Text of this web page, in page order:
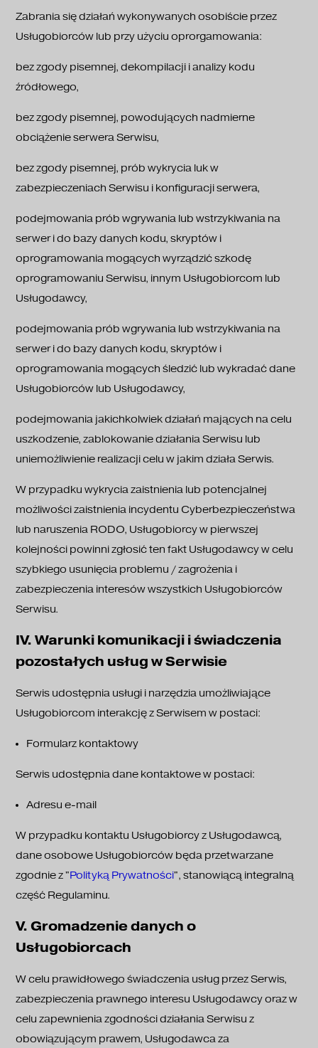
Zabrania się działań wykonywanych osobiście przez
Usługobiorców lub przy użyciu oprorgamowania:
bez zgody pisemnej, dekompilacji i analizy kodu
źródłowego,
bez zgody pisemnej, powodujących nadmierne
obciążenie serwera Serwisu,
bez zgody pisemnej, prób wykrycia luk w
zabezpieczeniach Serwisu i konfiguracji serwera,
podejmowania prób wgrywania lub wstrzykiwania na
serwer i do bazy danych kodu, skryptów i
oprogramowania mogących wyrządzić szkodę
oprogramowaniu Serwisu, innym Usługobiorcom lub
Usługodawcy,
podejmowania prób wgrywania lub wstrzykiwania na
serwer i do bazy danych kodu, skryptów i
oprogramowania mogących śledzić lub wykradać dane
Usługobiorców lub Usługodawcy,
podejmowania jakichkolwiek działań mających na celu
uszkodzenie, zablokowanie działania Serwisu lub
uniemożliwienie realizacji celu w jakim działa Serwis.
W przypadku wykrycia zaistnienia lub potencjalnej
możliwości zaistnienia incydentu Cyberbezpieczeństwa
lub naruszenia RODO, Usługobiorcy w pierwszej
kolejności powinni zgłosić ten fakt Usługodawcy w celu
szybkiego usunięcia problemu / zagrożenia i
zabezpieczenia interesów wszystkich Usługobiorców
Serwisu.
IV. Warunki komunikacji i świadczenia
pozostałych usług w Serwisie
Serwis udostępnia usługi i narzędzia umożliwiające
Usługobiorcom interakcję z Serwisem w postaci:
Formularz kontaktowy
Serwis udostępnia dane kontaktowe w postaci:
Adresu e-mail
W przypadku kontaktu Usługobiorcy z Usługodawcą,
dane osobowe Usługobiorców będa przetwarzane
zgodnie z "Polityką Prywatności", stanowiącą integralną
część Regulaminu.
V. Gromadzenie danych o
Usługobiorcach
W celu prawidłowego świadczenia usług przez Serwis,
zabezpieczenia prawnego interesu Usługodawcy oraz w
celu zapewnienia zgodności działania Serwisu z
obowiązującym prawem, Usługodawca za